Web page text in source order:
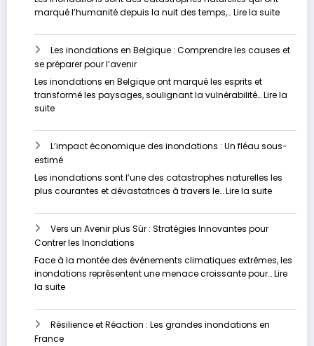
marqué l’humanité depuis la nuit des temps,…Lire la suite:
nous
de
nos
Les inondations en Belgique : Comprendre les causes et
se préparer pour l’avenir
Les inondations en Belgique ont marqué les esprits et
transformé les paysages, soulignant la vulnérabilité…Lire la
suite:
inondations
en
Belgique
:
Comprendre
causes
et
se
préparer
pour
l’avenir
L’impact économique des inondations : Un fléau sous-
estimé
Les inondations sont l’une des catastrophes naturelles les
plus courantes et dévastatrices à travers le…Lire la suite:
:
Un
estimé
Vers un Avenir plus Sûr : Stratégies Innovantes pour
Contrer les Inondations
Face à la montée des événements climatiques extrêmes, les
inondations représentent une menace croissante pour…Lire
la suite:
un
Avenir
Résilience et Réaction : Les grandes inondations en
France